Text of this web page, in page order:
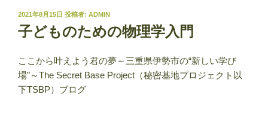
投
稿
日:
2021年8月15日 投稿者: ADMIN
子どものための物理学入門
ここから叶えよう君の夢～三重県伊勢市の“新しい学び
場”～The Secret Base Project（秘密基地プロジェクト以
下TSBP）ブログ